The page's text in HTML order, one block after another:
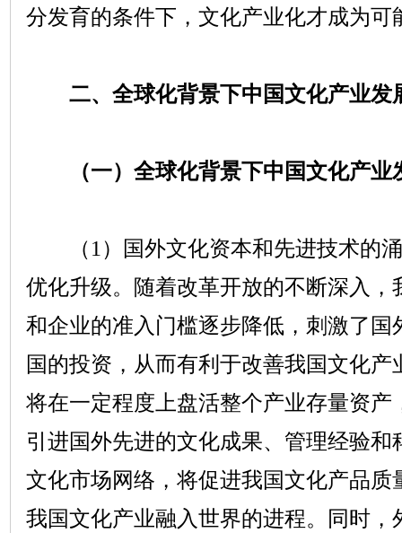
分发育的条件下，文化产业化才成为可
二、全球化背景下中国文化产业发
（一）全球化背景下中国文化产
（1 ）国外文化资本和先进技术的
优化升级。随着改革开放的不断深入，
和企业的准入门槛逐步降低，刺激了国
国的投资，从而有利于改善我国文化
将在一定程度上盘活整个产业存量资产
引进国外先进的文化成果、管理经验和
文化市场网络，将促进我国文化产品质
我国文化产业融入世界的进程。同时，